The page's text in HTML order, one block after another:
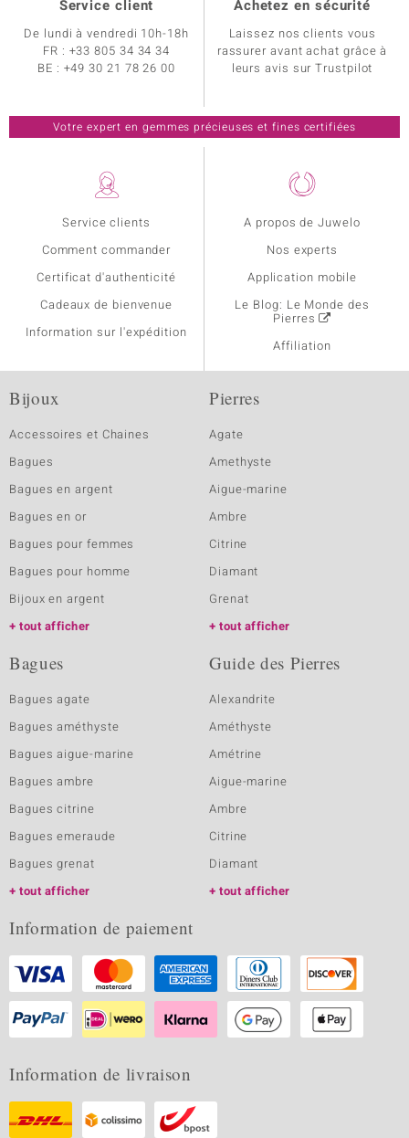
Service clients
Comment commander
Certificat d'authenticité
Cadeaux de bienvenue
Information sur l'expédition
A propos de Juwelo
Nos experts
Application mobile
Le Blog: Le Monde des
Pierres
Affiliation
Service client
De lundi à vendredi 10h-18h
FR : +33 805 34 34 34
BE : +49 30 21 78 26 00
Achetez en sécurité
Laissez nos clients vous
rassurer avant achat grâce à
leurs avis sur Trustpilot
Votre expert en gemmes précieuses et fines certifiées
Bijoux
Accessoires et Chaines
Bagues
Bagues en argent
Bagues en or
Bagues pour femmes
Bagues pour homme
Bijoux en argent
tout afficher
Pierres
Agate
Amethyste
Aigue-marine
Ambre
Citrine
Diamant
Grenat
tout afficher
Bagues
Bagues agate
Bagues améthyste
Bagues aigue-marine
Bagues ambre
Bagues citrine
Bagues emeraude
Bagues grenat
tout afficher
Guide des Pierres
Alexandrite
Améthyste
Amétrine
Aigue-marine
Ambre
Citrine
Diamant
tout afficher
Information de paiement
Information de livraison